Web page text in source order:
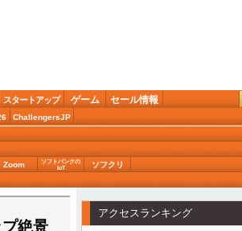
スタートアップ ゲーム セール情報
ChallengersJP
Zoom
ソフトバンクの
IoT
ソフクリ
絶景
アクセスランキング